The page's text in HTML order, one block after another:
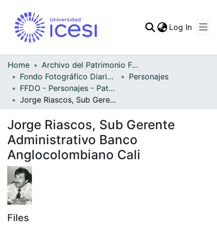
Statistics
Log In
Home
Archivo del Patrimonio Fotográfico y Fílmico del Valle del Cauca
Fondo Fotográfico Diario Occidente
Personajes
FFDO - Personajes - Patrimonial
Jorge Riascos, Sub Gerente Administrativo Banco Anglocolombiano Cali
Jorge Riascos, Sub Gerente
Administrativo Banco
Anglocolombiano Cali
Files